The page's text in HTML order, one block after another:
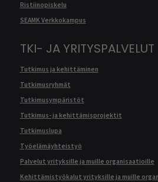
Ristiinopiskelu
SEAMK Verkkokampus
TKI- JA YRITYSPALVELUT
Tutkimus ja kehittäminen
Tutkimusryhmät
Tutkimusympäristöt
Tutkimus- ja kehittämisprojektit
Tutkimuslupa
Työelämäyhteistyö
Palvelut yrityksille ja muille organisaatioille
Kehittämistyökalut yrityksille ja muille